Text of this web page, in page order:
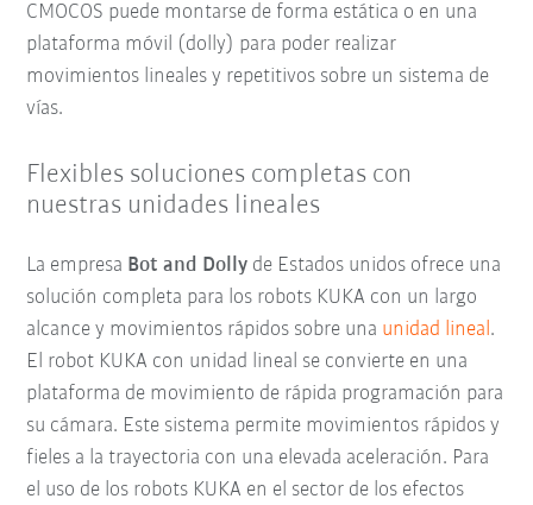
CMOCOS puede montarse de forma estática o en una
plataforma móvil (dolly) para poder realizar
movimientos lineales y repetitivos sobre un sistema de
vías.
Flexibles soluciones completas con
nuestras unidades lineales
La empresa Bot and Dolly de Estados unidos ofrece una
solución completa para los robots KUKA con un largo
alcance y movimientos rápidos sobre una unidad lineal.
El robot KUKA con unidad lineal se convierte en una
plataforma de movimiento de rápida programación para
su cámara. Este sistema permite movimientos rápidos y
fieles a la trayectoria con una elevada aceleración. Para
el uso de los robots KUKA en el sector de los efectos